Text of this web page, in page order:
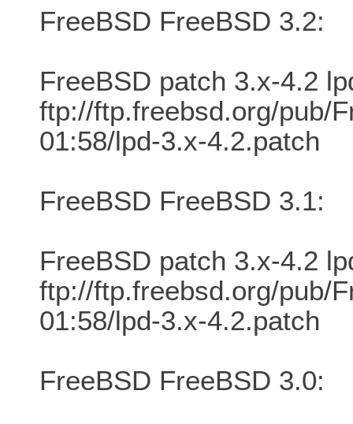
FreeBSD FreeBSD 3.2:
FreeBSD patch 3.x-4.2
ftp://ftp.freebsd.org/pub/
01:58/lpd-3.x-4.2.patch
FreeBSD FreeBSD 3.1:
FreeBSD patch 3.x-4.2
ftp://ftp.freebsd.org/pub/
01:58/lpd-3.x-4.2.patch
FreeBSD FreeBSD 3.0: